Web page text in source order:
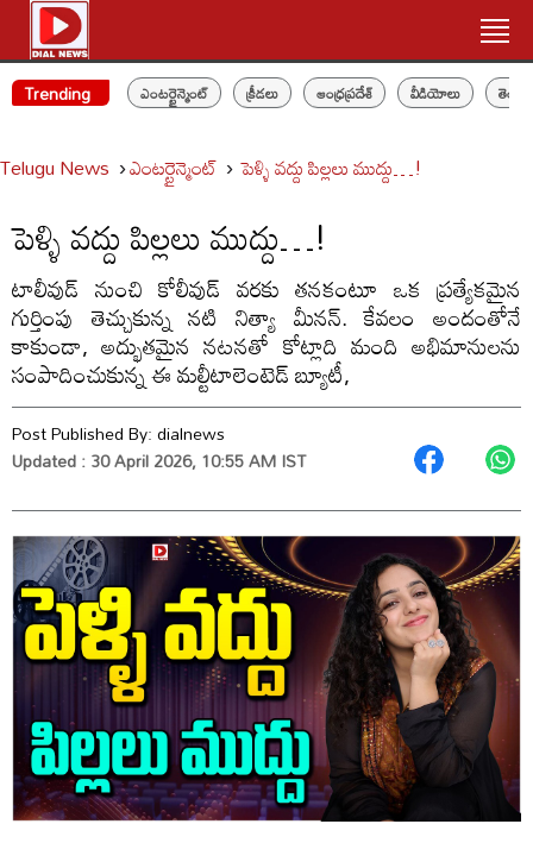
Trending ఎంటర్టైన్మెంట్ క్రీడలు ఆంధ్రప్రదేశ్ వీడియోలు
Telugu News ఎంటర్టైన్మెంట్ పెళ్ళి వద్దు పిల్లలు ముద్దు…!
పెళ్ళి వద్దు పిల్లలు ముద్దు…!
టాలీవుడ్ నుంచి కోలీవుడ్ వరకు తనకంటూ ఒక ప్రత్యేకమైన
గుర్తింపు తెచ్చుకున్న నటి నిత్యా మీనన్. కేవలం అందంతోనే
కాకుండా, అద్భుతమైన నటనతో కోట్లాది మంది అభిమానులను
సంపాదించుకున్న ఈ మల్టీటాలెంటెడ్ బ్యూటీ,
Post Published By:dialnews
Updated : 30 April 2026, 10:55 AM IST